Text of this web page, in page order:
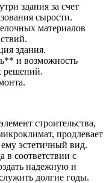
здания за счет
сырости.
материалов
здания.
и возможность
решений.
строительства,
продлевает
эстетичный вид.
соответствии с
надежную и
долгие годы.